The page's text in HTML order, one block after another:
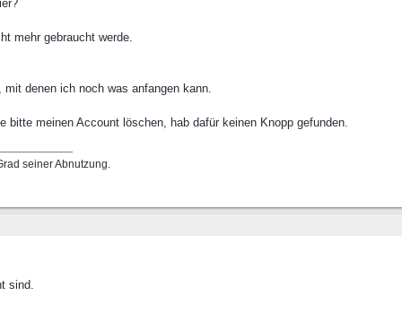
mehr gebraucht werde.
denen ich noch was anfangen kann.
meinen Account löschen, hab dafür keinen Knopp gefunden.
seiner Abnutzung.
sind.